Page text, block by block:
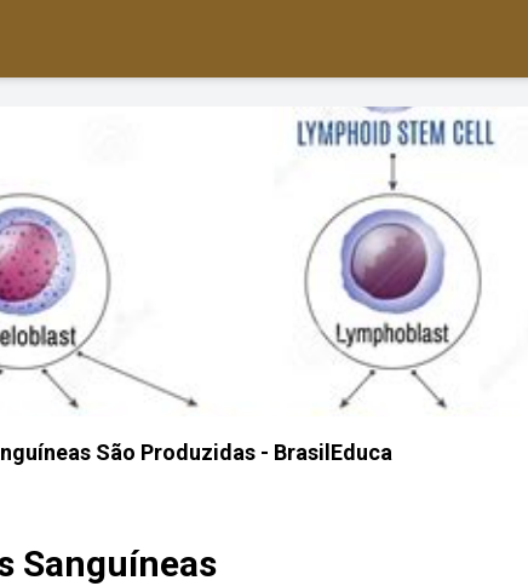
São Produzidas - BrasilEduca
Sanguíneas